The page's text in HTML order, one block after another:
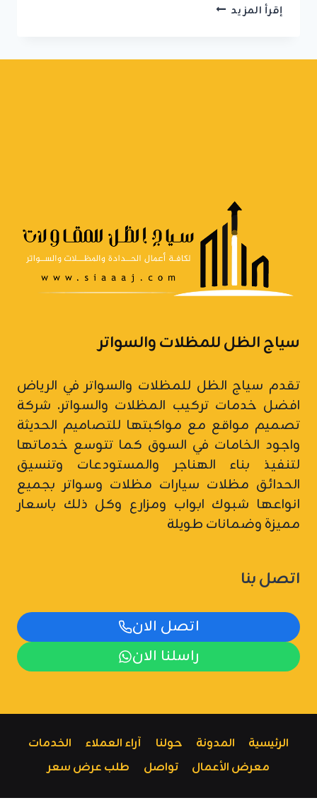
إقرأ المزيد بناء
الرياض
سياج الظل للمظلات والسواتر
تقدم سياج الظل للمظلات والسواتر في الرياض
افضل خدمات تركيب المظلات والسواتر. شركة
تصميم مواقع مع مواكبتها للتصاميم الحديثة
واجود الخامات في السوق كما تتوسع خدماتها
لتنفيذ بناء الهناجر والمستودعات وتنسيق
الحدائق مظلات سيارات مظلات وسواتر بجميع
انواعها شبوك ابواب ومزارع وكل ذلك باسعار
مميزة وضمانات طويلة
اتصل بنا
اتصل الان
راسلنا الان
الرئيسية المدونة حولنا آراء العملاء
الخدمات
معرض الأعمال
تواصل طلب عرض سعر